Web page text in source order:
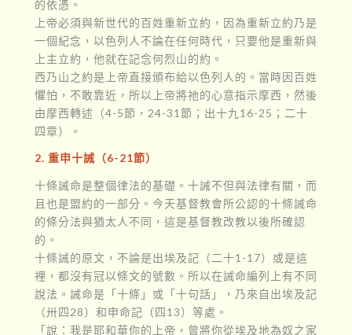
的依憑。
上帝必須與新世代的百姓重新立約，因為重新立約乃是
一個紀念，以色列人不論在任何時代，只要他是重新與
上主立約，他就在記念何烈山的約。
西乃山之約是上帝直接頒布給以色列人的。當時因百姓
懼怕，不敢靠近，所以上帝將祂的心意指示摩西，然後
由摩西轉述（4-5節，24-31節；出十九16-25；二十
四章）。
2. 重申十誡（6-21節）
十條誡命是整個律法的基礎。十誡不但與法律有關，而
且也是盟約的一部分。今天基督教會所公認的十條誡命
的條分法與猶太人不同，這是基督教改教以後所確認
的。
十條誡的原文，不論是出埃及記（二十1-17）或是這
裡，都沒有冠以條文的號數。所以在誡命編列上有不同
說法。誡命是「十條」或「十句話」，乃來自出埃及記
（卅四28）和申命記（四13）等處。
「說：我是耶和華你的上帝，曾將你從埃及地為奴之家